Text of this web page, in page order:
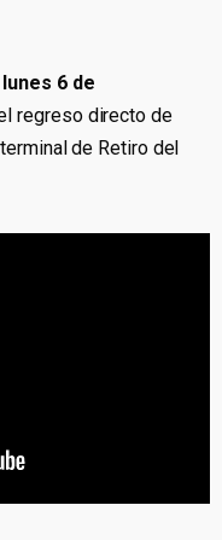
6 de
regreso directo de
de Retiro del